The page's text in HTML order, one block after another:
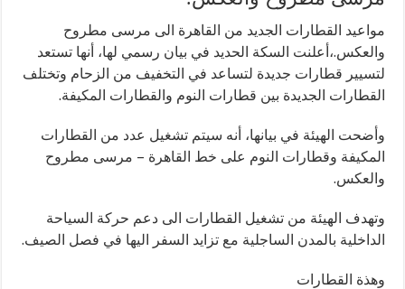
مواعيد القطارات الجديد من القاهرة الى مرسى مطروح
والعكس.،أعلنت السكة الحديد في بيان رسمي لها، أنها تستعد
لتسيير قطارات جديدة لتساعد في التخفيف من الزحام وتختلف
القطارات الجديدة بين قطارات النوم والقطارات المكيفة.
وأضحت الهيئة في بيانها، أنه سيتم تشغيل عدد من القطارات
المكيفة وقطارات النوم على خط القاهرة – مرسى مطروح
والعكس.
وتهدف الهيئة من تشغيل القطارات الى دعم حركة السياحة
الداخلية بالمدن الساجلية مع تزايد السفر اليها في فصل الصيف.
وهذة القطارات